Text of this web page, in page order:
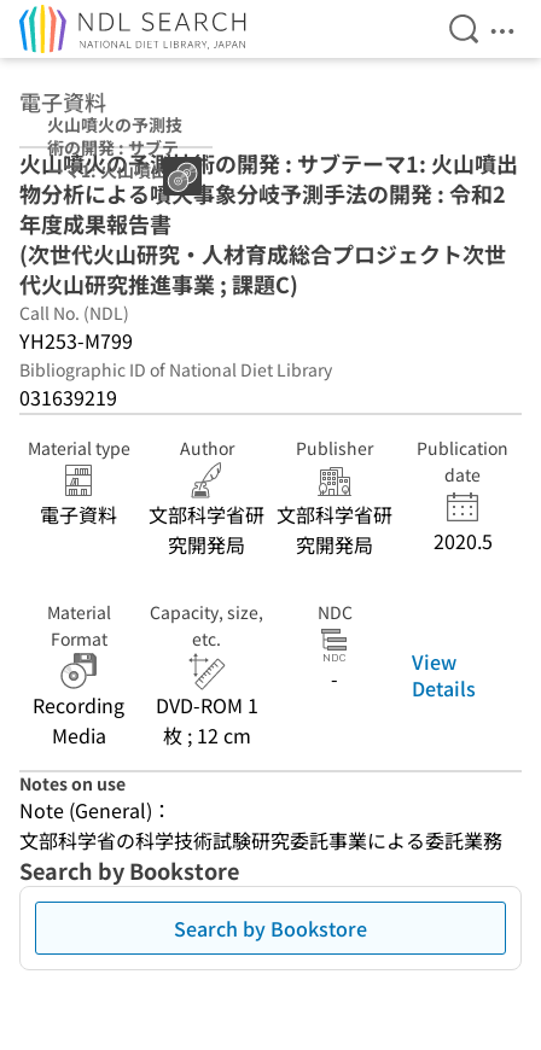
Open
電子資料
火山噴火の予測技
術の開発 : サブテ
ーマ1: 火山噴出物
分析による噴火事
象分岐予測手法の
開発 : 令和2年度
成果報告書 (次世
代火山研究・人材
育成総合プロジェ
クト次世代火山研
究推進事業 ; 課題
C)
火山噴火の予測技術の開発 : サブテーマ1: 火山噴出
物分析による噴火事象分岐予測手法の開発 : 令和2
年度成果報告書
(次世代火山研究・人材育成総合プロジェクト次世
代火山研究推進事業 ; 課題C)
Call No. (NDL)
YH253-M799
Bibliographic ID of National Diet Library
031639219
Material type
電子資料
Author
文部科学省研
究開発局
Publisher
文部科学省研
究開発局
Publication
date
2020.5
Material
Format
Recording
Media
Capacity, size,
etc.
DVD-ROM 1
枚 ; 12 cm
NDC
-
View
Details
Notes on use
Note (General)：
文部科学省の科学技術試験研究委託事業による委託業務
Search by Bookstore
Search by Bookstore